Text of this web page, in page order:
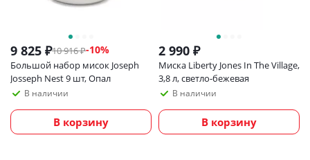
9 825 ₽10 916₽-10%
Большой набор мисок Joseph
Josseph Nest 9 шт, Опал
В наличии
В корзину
2 990 ₽
Миска Liberty Jones In The Village,
3,8 л, светло-бежевая
В наличии
В корзину